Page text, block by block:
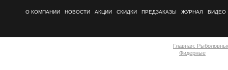
О КОМПАНИИ НОВОСТИ АКЦИИ СКИДКИ ПРЕДЗАКАЗЫ ЖУРНАЛ ВИДЕО
Главная:
Фидерные